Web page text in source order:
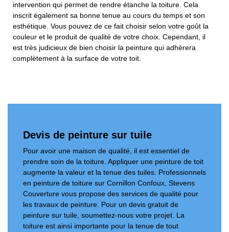
intervention qui permet de rendre étanche la toiture. Cela
inscrit également sa bonne tenue au cours du temps et son
esthétique. Vous pouvez de ce fait choisir selon votre goût la
couleur et le produit de qualité de votre choix. Cependant, il
est très judicieux de bien choisir la peinture qui adhèrera
complètement à la surface de votre toit.
Devis de peinture sur tuile
Pour avoir une maison de qualité, il est essentiel de
prendre soin de la toiture. Appliquer une peinture de toit
augmente la valeur et la tenue des tuiles. Professionnels
en peinture de toiture sur Cornillon Confoux, Stevens
Couverture vous propose des services de qualité pour
les travaux de peinture. Pour un devis gratuit de
peinture sur tuile, soumettez-nous votre projet. La
toiture est ainsi importante pour la tenue de tout